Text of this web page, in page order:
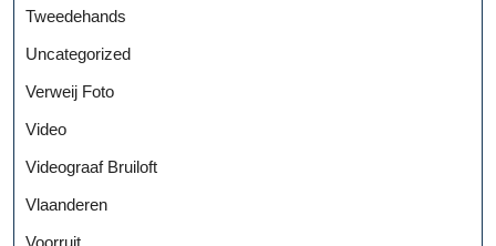
Tweedehands
Uncategorized
Verweij Foto
Video
Videograaf Bruiloft
Vlaanderen